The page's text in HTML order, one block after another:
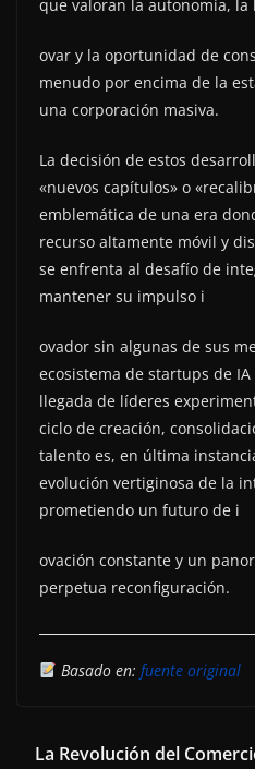
que valoran la autonomía,
ovar y la oportunidad de
menudo por encima de la
una corporación masiva.
La decisión de estos
«nuevos capítulos» o
emblemática de una era
recurso altamente móvil y
se enfrenta al desafío de
mantener su impulso i
ovador sin algunas de sus
ecosistema de startups de
llegada de líderes
ciclo de creación,
talento es, en última
evolución vertiginosa de la
prometiendo un futuro de i
ovación constante y un
perpetua reconfiguración.
Basado en: fuente original
La Revolución del